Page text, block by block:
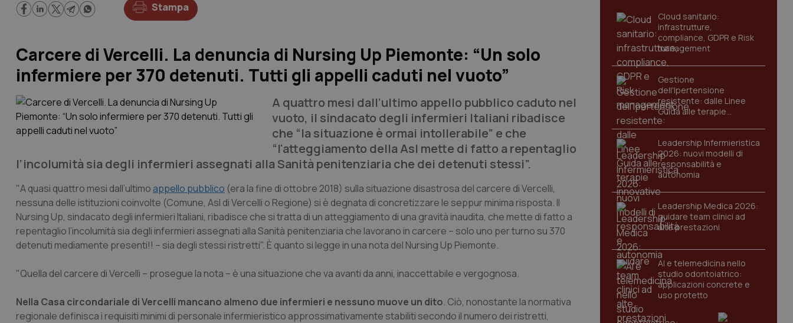
Stampa
Carcere di Vercelli. La denuncia di Nursing Up Piemonte: “Un solo
infermiere per 370 detenuti. Tutti gli appelli caduti nel vuoto”
A quattro mesi dall’ultimo appello pubblico caduto nel
vuoto, il sindacato degli infermieri Italiani ribadisce
che “la situazione è ormai intollerabile” e che
“l'atteggiamento della Asl mette di fatto a repentaglio
l’incolumità sia degli infermieri assegnati alla Sanità penitenziaria che dei detenuti stessi”.
"A quasi quattro mesi dall’ultimo appello pubblico (era la fine di ottobre 2018) sulla situazione disastrosa del carcere di Vercelli,
nessuna delle istituzioni coinvolte (Comune, Asl di Vercelli o Regione) si è degnata di concretizzare le seppur minima risposta. Il
Nursing Up, sindacato degli infermieri Italiani, ribadisce che si tratta di un atteggiamento di una gravità inaudita, che mette di fatto a
repentaglio l’incolumità sia degli infermieri assegnati alla Sanità penitenziaria che lavorano in carcere – solo uno per turno su 370
detenuti mediamente presenti!! – sia degli stessi ristretti". È quanto si legge in una nota del Nursing Up Piemonte.
"Quella del carcere di Vercelli – prosegue la nota – è una situazione che va avanti da anni, inaccettabile e vergognosa.
Nella Casa circondariale di Vercelli mancano almeno due infermieri e nessuno muove un dito. Ciò, nonostante la normativa
regionale definisca i requisiti minimi di personale infermieristico approssimativamente stabiliti secondo il numero dei ristretti,
Cloud sanitario:
infrastrutture,
compliance, GDPR e Risk
management
Gestione
dell'Ipertensione
resistente: dalle Linee
Guida alle terapie
innovative
Leadership Infermieristica
2026: nuovi modelli di
responsabilità e
autonomia
Leadership Medica 2026:
guidare team clinici ad
alte prestazioni
AI e telemedicina nello
studio odontoiatrico:
applicazioni concrete e
uso protetto